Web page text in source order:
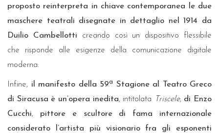
proposto reinterpreta in chiave contemporanea le due
maschere teatrali disegnate in dettaglio nel 1914 da
Duilio Cambellotti creando così un dispositivo flessibile
che risponde alle esigenze della comunicazione digitale
moderna.
Infine, il manifesto della 59a
Stagione al Teatro Greco
di Siracusa è un’opera inedita, intitolata Triscele, di Enzo
Cucchi, pittore e scultore di fama internazionale
considerato l’artista più visionario fra gli esponenti